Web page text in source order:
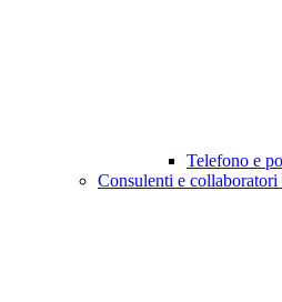
Telefono e
Consulenti e collaboratori